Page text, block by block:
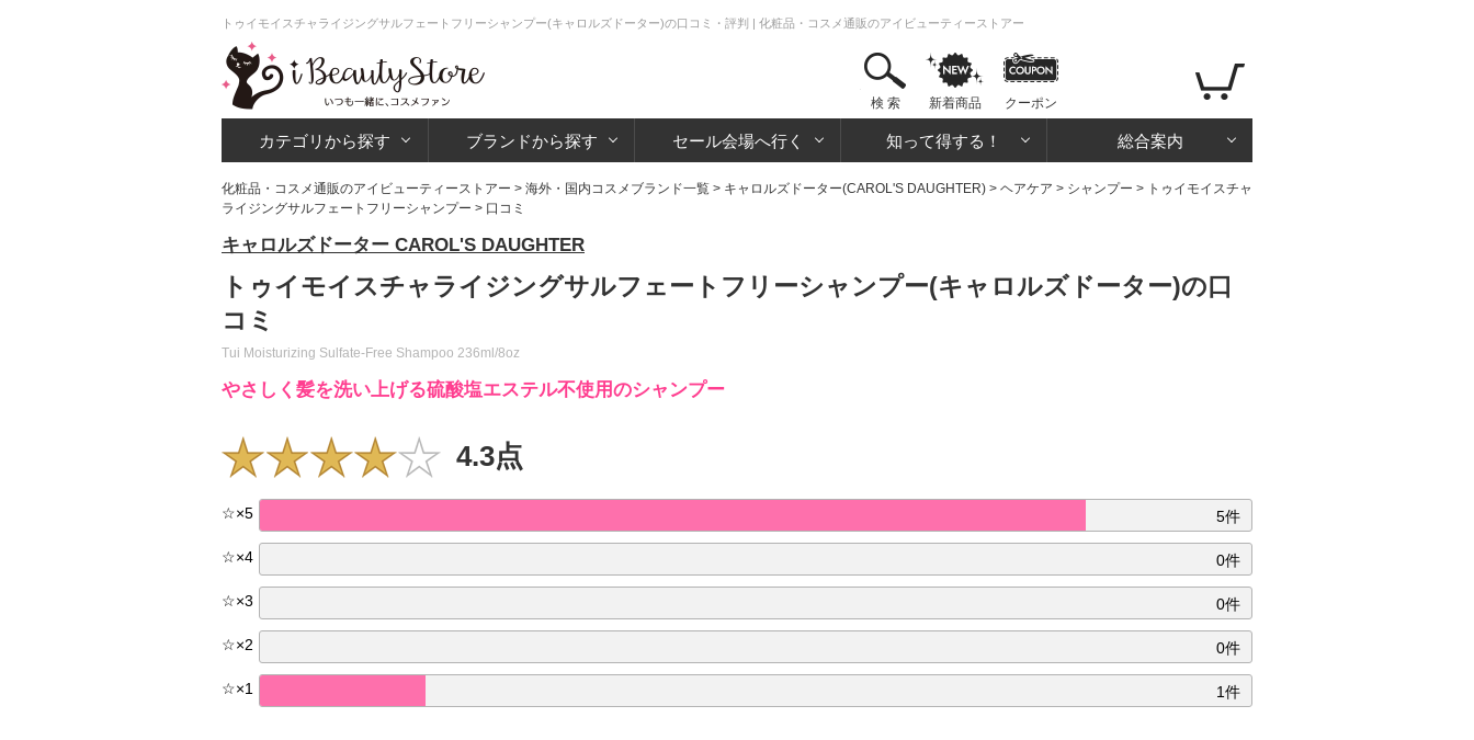
トゥイモイスチャライジングサルフェートフリーシャンプー(キャロルズドーター)の口コミ・評判 | 化粧品・コスメ通販のアイビューティーストアー
検 索 新着商品 クーポン
カテゴリから探す ブランドから探す セール会場へ行く 知って得する！ 総合案内
化粧品・コスメ通販のアイビューティーストアー > 海外・国内コスメブランド一覧 > キャロルズドーター(CAROL'S DAUGHTER) > ヘアケア > シャンプー > トゥイモイスチャ
ライジングサルフェートフリーシャンプー > 口コミ
キャロルズドーター CAROL'S DAUGHTER
トゥイモイスチャライジングサルフェートフリーシャンプー(キャロルズドーター)の口
コミ
Tui Moisturizing Sulfate-Free Shampoo 236ml/8oz
やさしく髪を洗い上げる硫酸塩エステル不使用のシャンプー
4.3点
☆×5 5件
☆×4 0件
☆×3 0件
☆×2 0件
☆×1 1件